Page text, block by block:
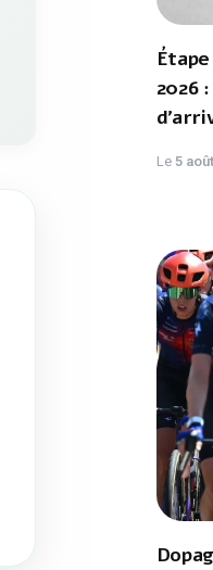
2026
Le 5